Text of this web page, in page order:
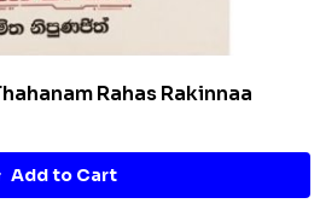
Rahas Rakinnaa
Add to Cart